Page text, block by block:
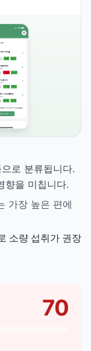
로 분류됩니다.
향을 미칩니다.
가장 높은 편에
소량 섭취가 권장
70